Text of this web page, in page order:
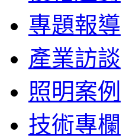
專題報導
產業訪談
照明案例
技術專欄